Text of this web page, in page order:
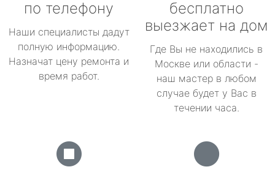
по телефону
Наши специалисты дадут
полную информацию.
Назначат цену ремонта и
время работ.
бесплатно
выезжает на дом
Где Вы не находились в
Москве или области -
наш мастер в любом
случае будет у Вас в
течении часа.